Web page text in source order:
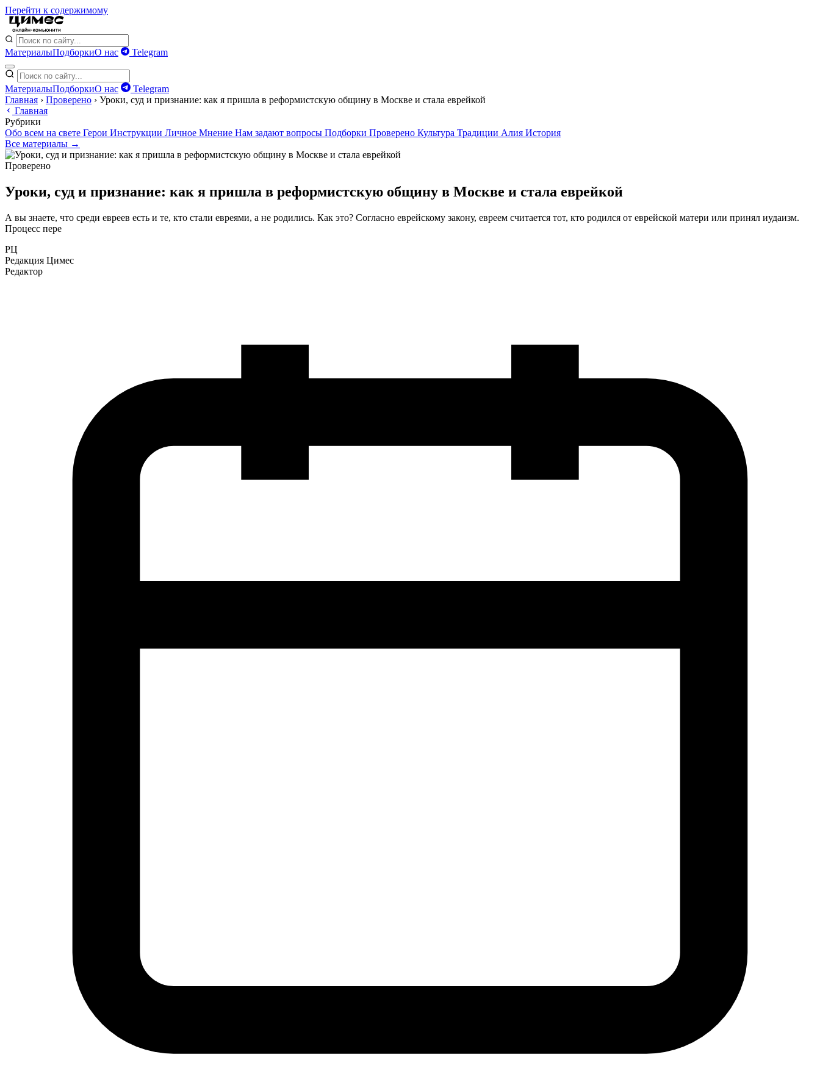
Перейти к содержимому
МатериалыПодборкиО нас Telegram
МатериалыПодборкиО нас
Telegram
Главная › Проверено › Уроки, суд и признание: как я пришла в реформистскую общину в Москве и стала еврейкой
Главная
Рубрики
Обо всем на свете Герои Инструкции Личное Мнение Нам задают вопросы Подборки Проверено Культура Традиции Алия История
Все материалы →
Проверено
Уроки, суд и признание: как я пришла в реформистскую общину в Москве и стала еврейкой
А вы знаете, что среди евреев есть и те, кто стали евреями, а не родились. Как это? Согласно еврейскому закону, евреем считается тот, кто родился от еврейской матери или принял иудаизм.
Процесс пере
РЦ
Редакция Цимес
Редактор